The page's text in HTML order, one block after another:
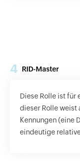
4 RID-Master
Diese Rolle ist für
dieser Rolle weist
Kennungen (eine
eindeutige relative